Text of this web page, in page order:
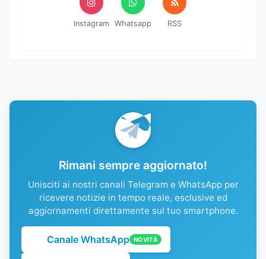
Instagram Whatsapp RSS
Rimani sempre aggiornato!
Unisciti ai nostri canali Telegram e WhatsApp per
ricevere notizie in tempo reale, esclusive ed
aggiornamenti direttamente sul tuo smartphone.
Canale WhatsApp NOVITÀ